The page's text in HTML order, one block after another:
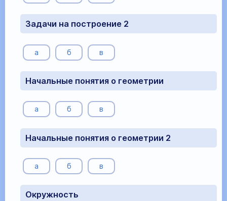
Задачи на построение 2
а б в
Начальные понятия о геометрии
а б в
Начальные понятия о геометрии 2
а б в
Окружность